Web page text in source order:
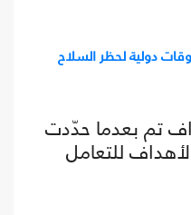
دولية لحظر السلاح
تم بعدما حدّدت
للتعامل